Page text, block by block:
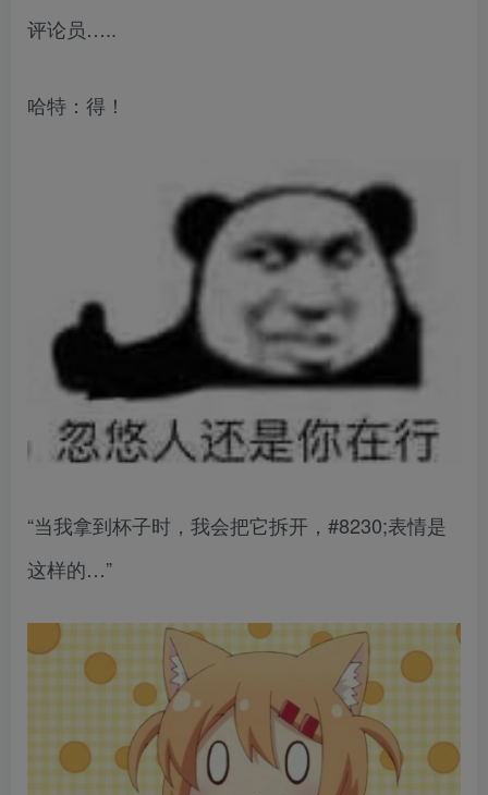
评论员…..
哈特：得！
“当我拿到杯子时，我会把它拆开，#8230;表情是
这样的…”